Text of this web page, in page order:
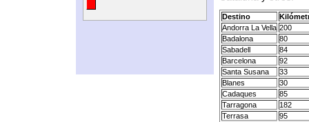
Destino
Andorra La Vella 200
Badalona
80
Sabadell
84
Barcelona
92
Santa Susana
33
Blanes
30
Cadaques
85
Tarragona
182
Terrasa
95